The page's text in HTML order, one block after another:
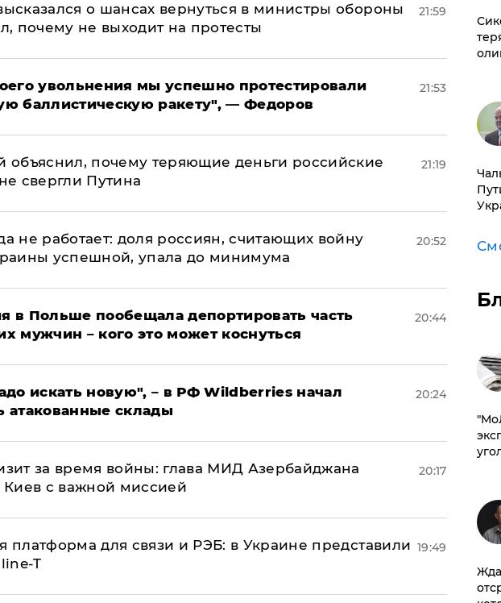
о шансах вернуться в министры обороны
почему не выходит на протесты
21:59
увольнения мы успешно протестировали
баллистическую ракету", — Федоров
21:53
объяснил, почему теряющие деньги российские
свергли Путина
21:19
не работает: доля россиян, считающих войну
успешной, упала до минимума
20:52
в Польше пообещала депортировать часть
мужчин – кого это может коснуться
20:44
искать новую", – в РФ Wildberries начал
атакованные склады
20:24
за время войны: глава МИД Азербайджана
Киев с важной миссией
20:17
платформа для связи и РЭБ: в Украине представили
T
19:49